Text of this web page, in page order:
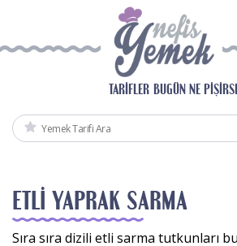
TARIFLER BUGÜN NE
ETLI YAPRAK SARMA
Sıra sıra dizili etli sarma tutkunları